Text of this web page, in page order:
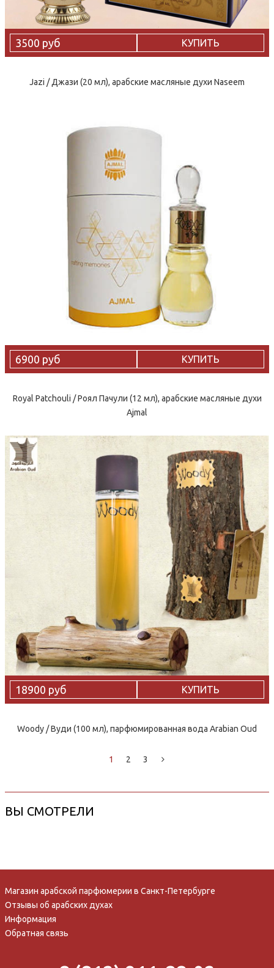
3500 руб КУПИТЬ
Jazi / Джази (20 мл), арабские масляные духи Naseem
6900 руб КУПИТЬ
Royal Patchouli / Роял Пачули (12 мл), арабские масляные духи
Ajmal
18900 руб КУПИТЬ
Woody / Вуди (100 мл), парфюмированная вода Arabian Oud
1 2 3
ВЫ СМОТРЕЛИ
Магазин арабской парфюмерии в Санкт-Петербурге
Отзывы об арабских духах
Информация
Обратная связь